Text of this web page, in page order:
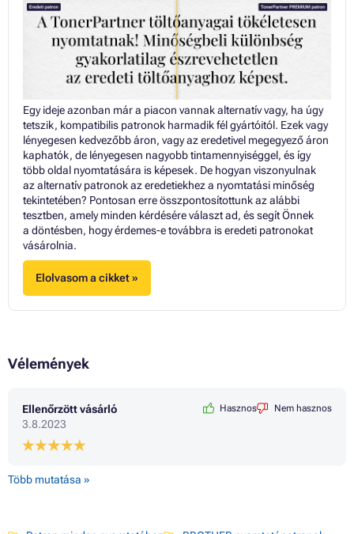
Egy ideje azonban már a piacon vannak alternatív vagy, ha úgy
tetszik, kompatibilis patronok harmadik fél gyártóitól. Ezek vagy
lényegesen kedvezőbb áron, vagy az eredetivel megegyező áron
kaphatók, de lényegesen nagyobb tintamennyiséggel, és így
több oldal nyomtatására is képesek. De hogyan viszonyulnak
az alternatív patronok az eredetiekhez a nyomtatási minőség
tekintetében? Pontosan erre összpontosítottunk az alábbi
tesztben, amely minden kérdésére választ ad, és segít Önnek
a döntésben, hogy érdemes-e továbbra is eredeti patronokat
vásárolnia.
Elolvasom a cikket »
Vélemények
Ellenőrzött vásárló
3.8.2023
Hasznos Nem hasznos
Több mutatása »